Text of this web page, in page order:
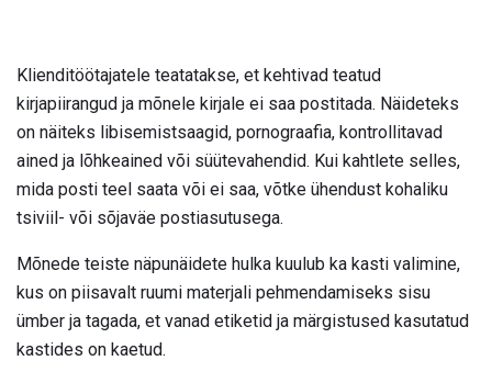
Klienditöötajatele teatatakse, et kehtivad teatud
kirjapiirangud ja mõnele kirjale ei saa postitada. Näideteks
on näiteks libisemistsaagid, pornograafia, kontrollitavad
ained ja lõhkeained või süütevahendid. Kui kahtlete selles,
mida posti teel saata või ei saa, võtke ühendust kohaliku
tsiviil- või sõjaväe postiasutusega.
Mõnede teiste näpunäidete hulka kuulub ka kasti valimine,
kus on piisavalt ruumi materjali pehmendamiseks sisu
ümber ja tagada, et vanad etiketid ja märgistused kasutatud
kastides on kaetud.